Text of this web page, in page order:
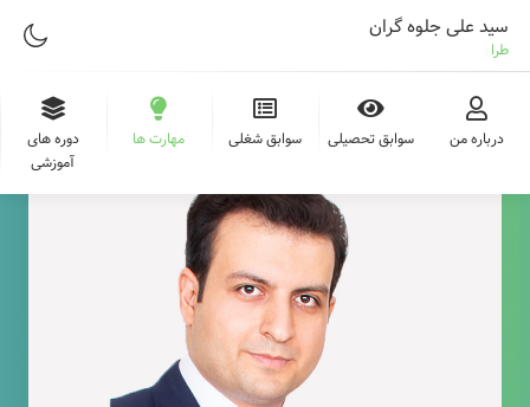
سید علی جلوه گران
طراح وب
درباره من سوابق تحصیلی سوابق شغلی مهارت ها
دوره های
آموزشی